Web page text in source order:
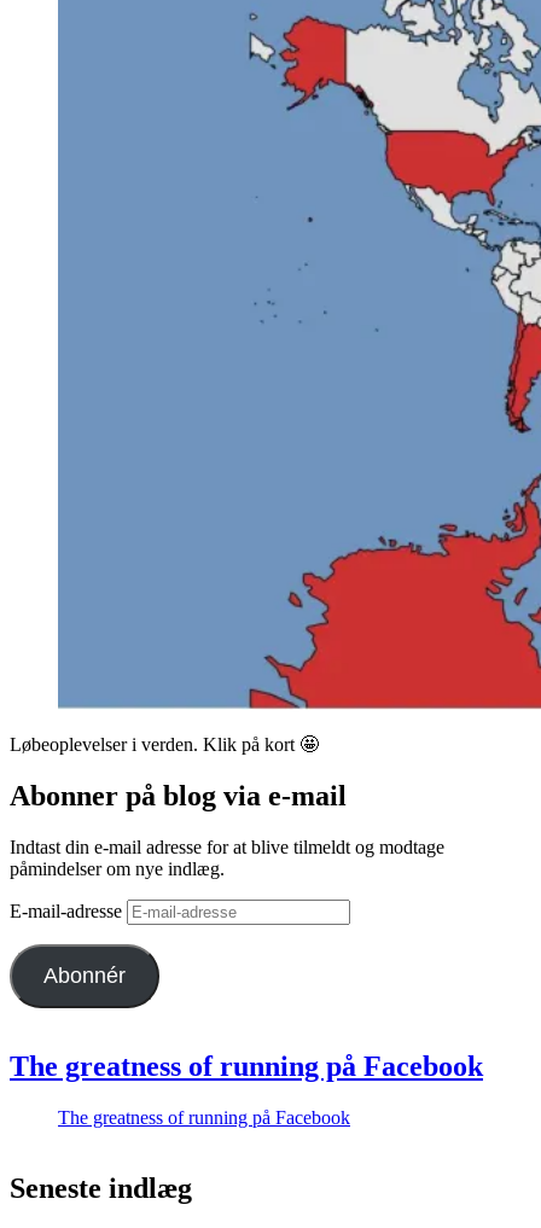
Løbeoplevelser i verden. Klik på kort 🤩
Abonner på blog via e-mail
Indtast din e-mail adresse for at blive tilmeldt og modtage
påmindelser om nye indlæg.
E-mail-adresse
Abonnér
The greatness of running på Facebook
The greatness of running på Facebook
Seneste indlæg